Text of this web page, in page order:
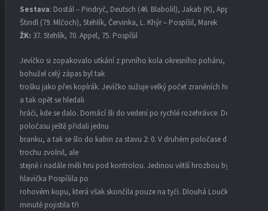
Sestava: Dostál – Pindryč, Deutsch (46. Blabolil), Jakab (K), Appel –
Štindl (79. Mlčoch), Stehlík, Červinka, L. Khýr – Pospíšil, Marek
ŽK: 37. Stehlík, 70. Appel, 75. Pospíšil
Jevíčko si zopakovalo utkání z prvního kola okresního poháru,
bohužel celý zápas byl tak
trošku jako přes kopírák. Jevíčko sužuje velký počet zraněních hráčů,
a tak opět se hledali
hráči, kde se dalo. Domácí šli do vedení po rychlé rozehrávce. Do
poločasu ještě přidali jednu
branku, a tak se šlo do kabin za stavu 2: 0. V druhém poločase domácí
trochu zvolnil, ale
stejně i nadále měli hru pod kontrolou. Jedinou větší hrozbou byla
hlavička Pospíšila po
rohovém kopu, která však skončila pouze na tyči. Dlouhá Loučka v 75.
minutě pojistila tři